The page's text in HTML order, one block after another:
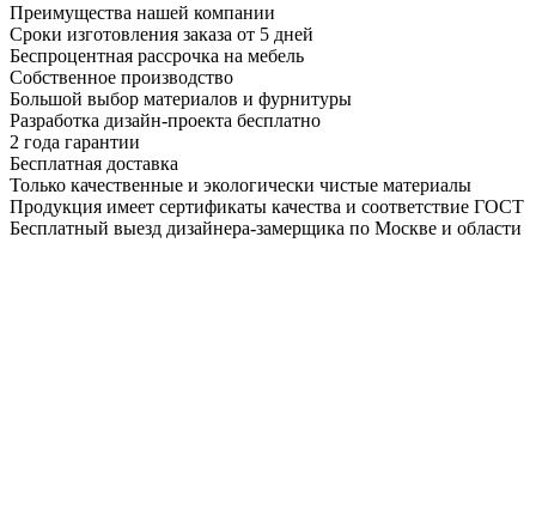
Преимущества нашей компании
Сроки изготовления заказа от 5 дней
Беспроцентная рассрочка на мебель
Собственное производство
Большой выбор материалов и фурнитуры
Разработка дизайн-проекта бесплатно
2 года гарантии
Бесплатная доставка
Только качественные и экологически чистые материалы
Продукция имеет сертификаты качества и соответствие ГОСТ
Бесплатный выезд дизайнера-замерщика по Москве и области